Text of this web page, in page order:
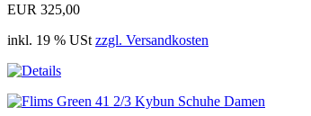
EUR 325,00
inkl. 19 % USt zzgl. Versandkosten